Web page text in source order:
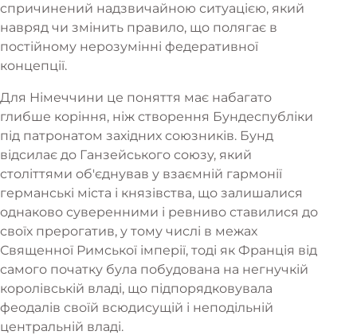
спричинений надзвичайною ситуацією, який
навряд чи змінить правило, що полягає в
постійному нерозумінні федеративної
концепції.
Для Німеччини це поняття має набагато
глибше коріння, ніж створення Бундеспубліки
під патронатом західних союзників. Бунд
відсилає до Ганзейського союзу, який
століттями об'єднував у взаємній гармонії
германські міста і князівства, що залишалися
однаково суверенними і ревниво ставилися до
своїх прерогатив, у тому числі в межах
Священної Римської імперії, тоді як Франція від
самого початку була побудована на негнучкій
королівській владі, що підпорядковувала
феодалів своїй всюдисущій і неподільній
центральній владі.